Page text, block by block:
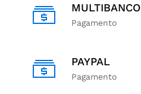
MULTIBANCO
Pagamento
PAYPAL
Pagamento